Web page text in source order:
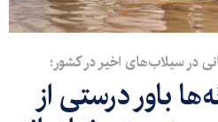
در سیلاب‌های اخیر در کشور؛
باور درستی از